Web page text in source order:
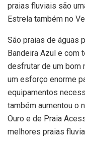
praias fluviais são
Estrela também no
São praias de águas
Bandeira Azul e com
desfrutar de um bom
um esforço enorme
equipamentos
também aumentou o
Ouro e de Praia
melhores praias